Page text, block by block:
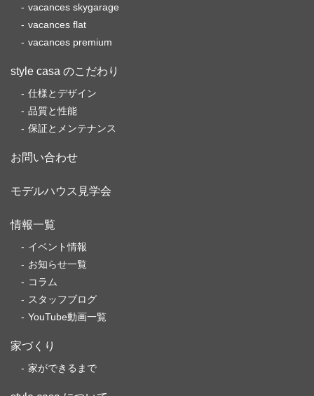
vacances skygarage
vacances flat
vacances premium
style casa のこだわり
仕様とデザイン
品質と性能
保証とメンテナンス
お問い合わせ
モデルハウス見学会
情報一覧
イベント情報
お知らせ一覧
コラム
スタッフブログ
YouTube動画一覧
家づくり
家ができるまで